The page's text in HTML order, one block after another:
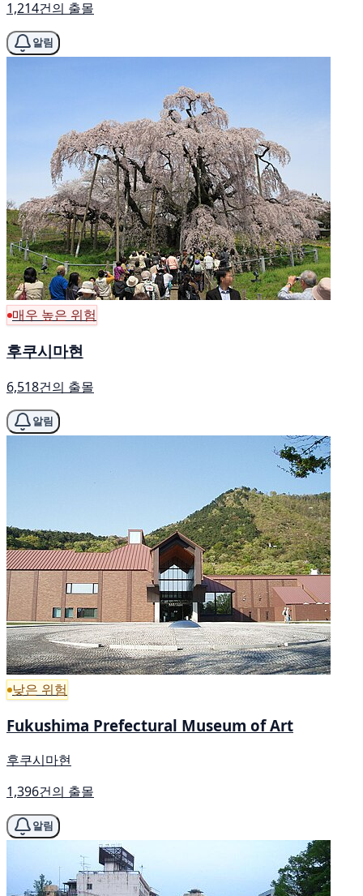
1,214건의 출몰
알림
매우 높은 위험
후쿠시마현
6,518건의 출몰
알림
낮은 위험
Fukushima Prefectural Museum of Art
후쿠시마현
1,396건의 출몰
알림